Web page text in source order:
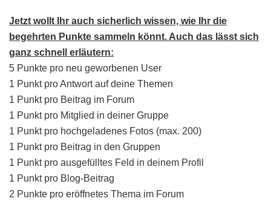
Jetzt wollt Ihr auch sicherlich wissen, wie Ihr die
begehrten Punkte sammeln könnt. Auch das lässt sich
ganz schnell erläutern:
5 Punkte pro neu geworbenen User
1 Punkt pro Antwort auf deine Themen
1 Punkt pro Beitrag im Forum
1 Punkt pro Mitglied in deiner Gruppe
1 Punkt pro hochgeladenes Fotos (max. 200)
1 Punkt pro Beitrag in den Gruppen
1 Punkt pro ausgefülltes Feld in deinem Profil
1 Punkt pro Blog-Beitrag
2 Punkte pro eröffnetes Thema im Forum